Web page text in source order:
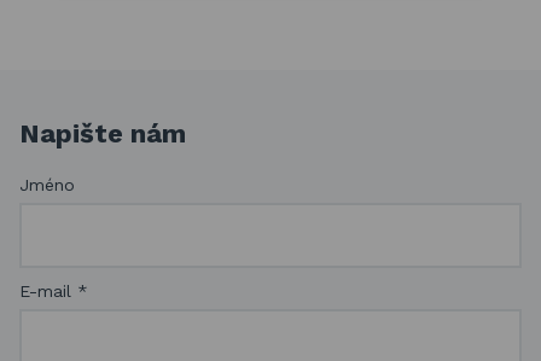
Napište nám
Jméno
E-mail *